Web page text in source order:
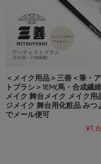
＜メイク用品＞三善＜筆・
トブラシ＞1EM(馬・合成繊
メイク 舞台メイク メイク用
ジメイク 舞台用化粧品 みつ
でメール便可